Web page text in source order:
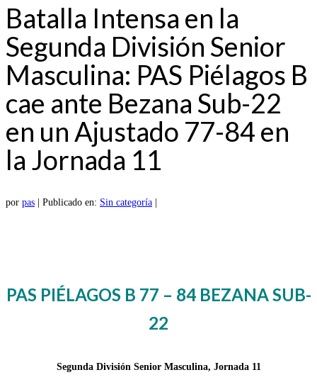
Batalla Intensa en la
Segunda División Senior
Masculina: PAS Piélagos B
cae ante Bezana Sub-22
en un Ajustado 77-84 en
la Jornada 11
por pas Publicado en: Sin categoría
PAS PIÉLAGOS B 77 – 84 BEZANA SUB-
22
Segunda División Senior Masculina, Jornada 11